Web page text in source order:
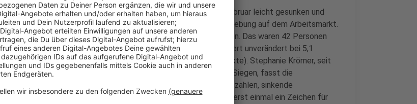
Die Arbeitslosigkeit im Bezirk der Arbeitsagentur Siegen ist im Februar leicht gesunken und
setzt somit ein erstes Signal für eine bevorstehende Frühjahrsbelebung auf dem Arbeitsmarkt.
Insgesamt waren 11.830 Menschen von Arbeitslosigkeit betroffen. Das waren 42 Personen
weniger als im vergangenen Monat. Die Arbeitslosenquote stagniert unverändert bei 5,1
Prozent. Vor einem Jahr lag sie bei 4,4 Prozent (+0,7 Prozentpunkte). Stephanie Krömer, seit
1. Februar Vorsitzende der Geschäftsführung der Arbeitsagentur Siegen, fasst die
Entwicklungen zusammen und erklärt: „Steigende Beschäftigungszahlen, sinkende
Arbeitslosigkeit und dazu ein hohes Beschäftigungsangebot sind erst einmal ein Zeichen für